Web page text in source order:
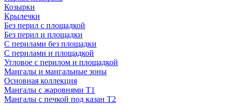
Козырки
Крылечки
Без перил с площадкой
Без перил и площадки
С перилами без площадки
С перилами и площадкой
Угловое с перилом и площадкой
Мангалы и мангальные зоны
Основная коллекция
Мангалы с жаровнями Т1
Мангалы с печкой под казан Т2